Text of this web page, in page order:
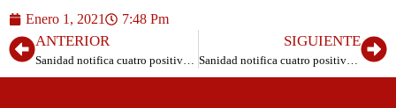
Enero 1, 2021 7:48 Pm
ANTERIOR SIGUIENTE
Sanidad notifica cuatro positivos por COVID-19 más catorce en la Residencia de Echedo